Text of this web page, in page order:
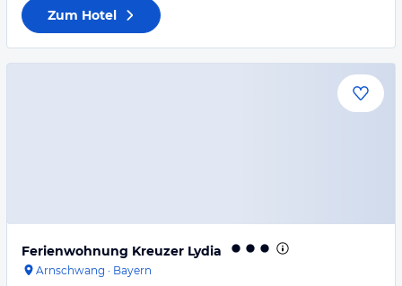
Zum Hotel
Ferienwohnung Kreuzer Lydia
Arnschwang · Bayern